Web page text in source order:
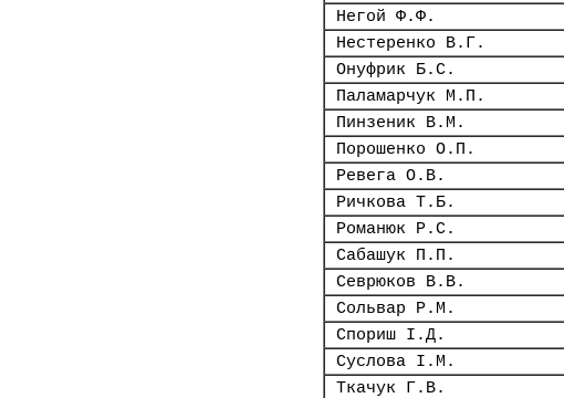
Негой Ф.Ф.
Нестеренко В.Г.
Онуфрик Б.С.
Паламарчук М.П.
Пинзеник В.М.
Порошенко О.П.
Ревега О.В.
Ричкова Т.Б.
Романюк Р.С.
Сабашук П.П.
Севрюков В.В.
Сольвар Р.М.
Спориш І.Д.
Суслова І.М.
Ткачук Г.В.